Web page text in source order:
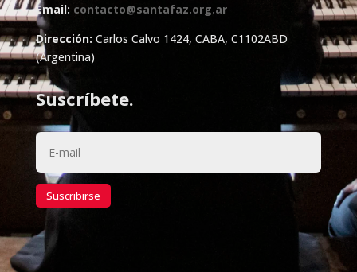
Email: contacto@santafaz.org.ar
Dirección: Carlos Calvo 1424, CABA, C1102ABD
(Argentina)
Suscríbete.
Suscribirse